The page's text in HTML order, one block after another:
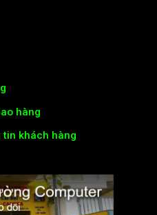
hàng
tin khách hàng